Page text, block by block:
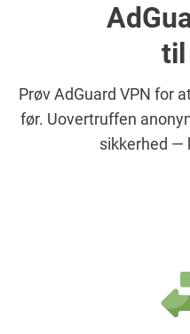
til
Prøv AdGuard VPN for
før. Uovertruffen
sikkerhed —